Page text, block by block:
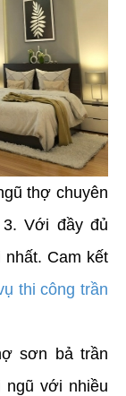
thợ chuyên
Với đầy đủ
Cam kết
thi công trần
sơn bả trần
ngũ với nhiều